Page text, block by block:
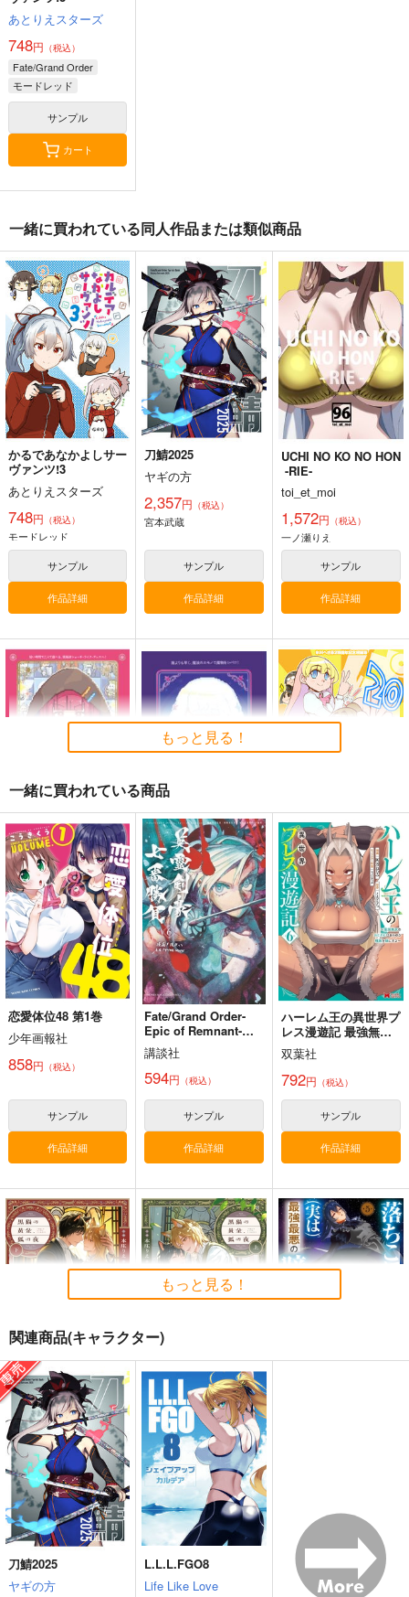
悪縁
ぽむ屋
770円（税込）
Fate/Grand Order
マシュ・キリエライト
リリス
サンプル
カート
Fate Log Grand UNO
act on
1,430円（税込）
Fate/Grand Order
岸波白野
ギルガメッシュ
サンプル
カート
Fate/GOMEMO10
ワダメモ
785円（税込）
Fate/Grand Order
サンプル
カート
火よ！星の光の瞬きよ
Owen
5,500 円（税込）
Fate/Grand Order
カート
海嘯に永訣
Owen
787円（税込）
Fate/Grand Order
斎藤一
藤丸立香
カート
刑部姫 豪華客船へ行
んじゃめな本舗
605円 （税込）
Fate/Grand Order
カート
FGO/FAKE DUME
TOKIMOOON
495円
Fate/Grand Order
サンプル
カート
蒐集
羊小屋
専売 787円
Fate/Grand Order
曲亭馬琴
サンプル
カート
えふじいおう和風肖像
画集参
800個入りタコ焼き
787円（税込）
Fate/Grand Order
サンプル
カート
探偵モンテ・クリスト
完全幻覚本
Owen
944円（税込）
Fate/Grand Order
藤丸立香
斎藤一の本2
斎藤一の本を出すサー
クル
2,357円 （税込）
Fate/Grand Order
3,144円 （税込）
Fate/Grand Order
藤堂平助
一文字則宗
岡田以蔵
あとりえスターズ
748円 （税込）
Fate/Grand Order
モードレッド
セミラミス
宮本武蔵
サンプル
カート
一緒に買われている同人作品または類似商品
かるであなかよしサー
ヴァンツ!3
あとりえスターズ
748円 （税込）
モードレッド
サンプル
作品詳細
刀鯖2025
ヤギの方
2,357円 （税込）
宮本武蔵
サンプル
作品詳細
UCHI NO KO NO HON
-RIE-
toi_et_moi
1,572円 （税込）
一ノ瀬りえ
サンプル
作品詳細
魔女見習いのオペラ
ウサギンガわーくす
3,520円（税込）
サンプル
作品詳細
魔女見習いのカプリチ
オ
ウサギンガわーくす
3,520円（税込）
サンプル
作品詳細
へきれき ～氷川へき
る20周年記念短編集～
スパイシー大作戦
1,650円（税込）
レベッカ宮本
サンプル
作品詳細
もっと見る！
一緒に買われている商品
恋愛体位48 第1巻
少年画報社
858円 （税込）
サンプル
作品詳細
Fate/Grand Order-
Epic of Remnant-亜
種特異点3/亜種並行世
界 屍山血河舞台 下総
国 英霊剣豪七番勝
負 6
講談社
594円 （税込）
サンプル
作品詳細
ハーレム王の異世界プ
レス漫遊記 最強無双
のおじさんはあらゆる
種族を嫁にする 6
双葉社
792円 （税込）
サンプル
作品詳細
黒猫の黄金、狐の
夜 下
KADOKAWA
968 円（税込）
サンプル
作品詳細
黒猫の黄金、狐の
夜 上
KADOKAWA
1,001 （税込）
サンプル
作品詳細 作品詳細
もっと見る！
関連商品(キャラクター)
刀鯖2025
ヤギの方
L.L.L.FGO8
Life Like Love